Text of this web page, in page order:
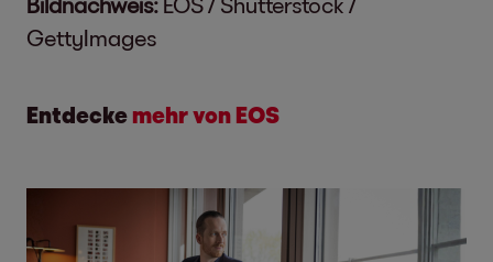
GettyImages
Entdecke mehr von EOS